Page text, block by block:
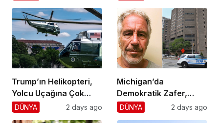
Trump’ın Helikopteri,
Yolcu Uçağına Çok
Yaklaştı!
DÜNYA 2 days ago
Michigan’da
Demokratik Zafer,
Cumhuriyetçilere
DÜNYA 2 days ago